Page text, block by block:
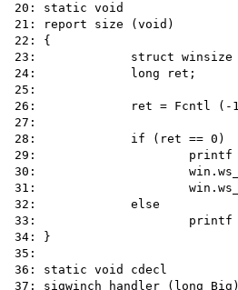
20: static void
21: report size (void)
22: {
23:		struct winsize win;
24:		long ret;
25:
26:		ret = Fcntl (-1, (long)&win, TIOCGWINSZ);
27:
28:		if (ret == 0)
29:			printf	("rows:	%d,	columns: %d\n",
30:			win.ws_row,
31:			win.ws_col);
32:		else
33:			printf	("error	%ld	on	Fcntl\n", ret);
34: }
35:
36: static void cdecl
37: sigwinch_handler (long Big)